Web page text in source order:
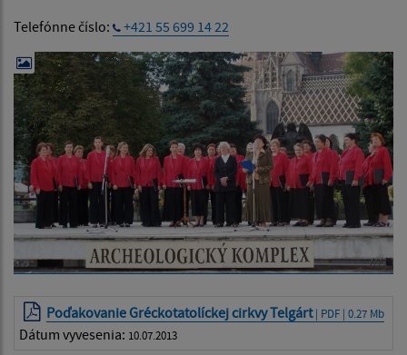
Telefónne číslo:
+421 55 699 14 22
Poďakovanie Gréckotatolíckej cirkvy Telgárt| PDF | 0.27 Mb
Dátum vyvesenia: 10.07.2013